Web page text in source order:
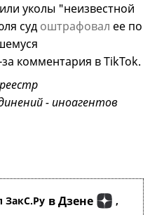
уколы "неизвестной
суд оштрафовал ее по
комментария в TikTok.
- иноагентов
ЗакС.Ру в Дзене ,